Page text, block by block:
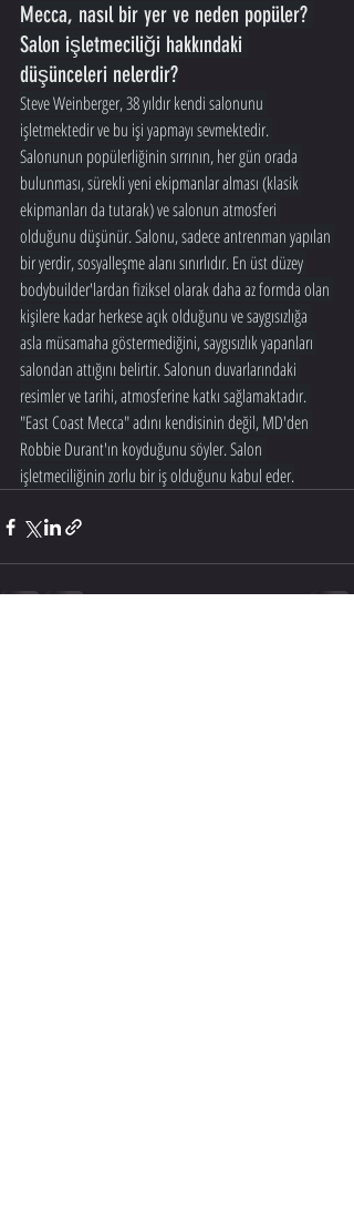
Mecca, nasıl bir yer ve neden popüler?
Salon işletmeciliği hakkındaki
düşünceleri nelerdir?
Steve Weinberger, 38 yıldır kendi salonunu
işletmektedir ve bu işi yapmayı sevmektedir.
Salonunun popülerliğinin sırrının, her gün orada
bulunması, sürekli yeni ekipmanlar alması (klasik
ekipmanları da tutarak) ve salonun atmosferi
olduğunu düşünür. Salonu, sadece antrenman yapılan
bir yerdir, sosyalleşme alanı sınırlıdır. En üst düzey
bodybuilder'lardan fiziksel olarak daha az formda olan
kişilere kadar herkese açık olduğunu ve saygısızlığa
asla müsamaha göstermediğini, saygısızlık yapanları
salondan attığını belirtir. Salonun duvarlarındaki
resimler ve tarihi, atmosferine katkı sağlamaktadır.
"East Coast Mecca" adını kendisinin değil, MD'den
Robbie Durant'ın koyduğunu söyler. Salon
işletmeciliğinin zorlu bir iş olduğunu kabul eder.